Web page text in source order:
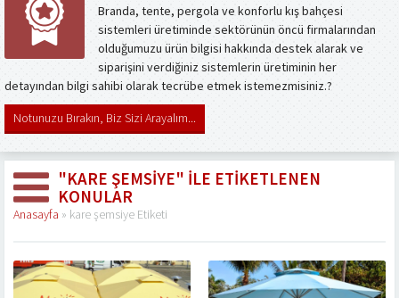
Branda, tente, pergola ve konforlu kış bahçesi
sistemleri üretiminde sektörünün öncü firmalarından
olduğumuzu ürün bilgisi hakkında destek alarak ve
siparişini verdiğiniz sistemlerin üretiminin her
detayından bilgi sahibi olarak tecrübe etmek istemezmisiniz.?
Notunuzu Bırakın, Biz Sizi Arayalım...
"KARE ŞEMSIYE" ILE ETIKETLENEN
KONULAR
Anasayfa » kare şemsiye Etiketi